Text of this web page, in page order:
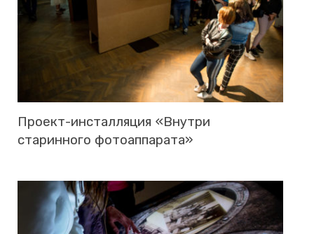
Про­ект-ин­стал­ля­ция «Внут­ри
ста­рин­но­го фо­то­ап­па­ра­та»